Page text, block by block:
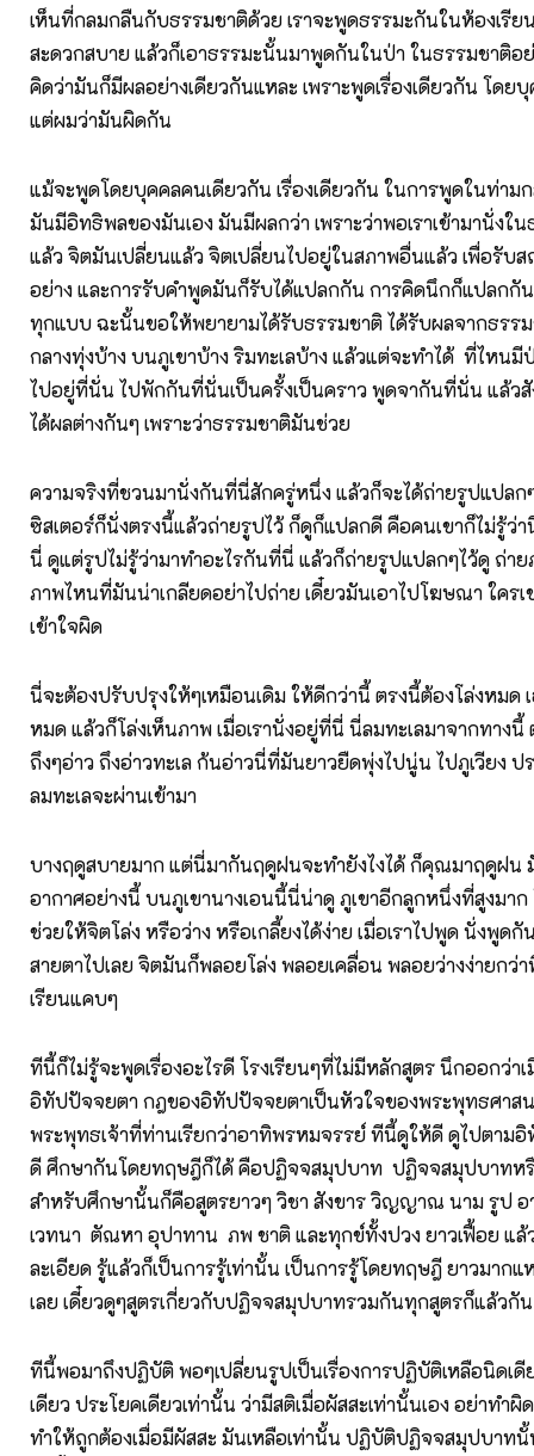
เห็นที่กลมกลืนกับธรรมชาติด้วย เราจะพูดธรรมะกันในห้องเรีย
สะดวกสบาย แล้วก็เอาธรรมะนั้นมาพูดกันในป่า ในธรรมชาติอ
คิดว่ามันก็มีผลอย่างเดียวกันแหละ เพราะพูดเรื่องเดียวกัน โดย
แต่ผมว่ามันผิดกัน
แม้จะพูดโดยบุคคลคนเดียวกัน เรื่องเดียวกัน ในการพูดในท่าม
มันมีอิทธิพลของมันเอง มันมีผลกว่า เพราะว่าพอเราเข้ามานั่งใ
แล้ว จิตมันเปลี่ยนแล้ว จิตเปลี่ยนไปอยู่ในสภาพอื่นแล้ว เพื่อรับ
อย่าง และการรับคำพูดมันก็รับได้แปลกกัน การคิดนึกก็แปลกกัน
ทุกแบบ ฉะนั้นขอให้พยายามได้รับธรรมชาติ ได้รับผลจากธรร
กลางทุ่งบ้าง บนภูเขาบ้าง ริมทะเลบ้าง แล้วแต่จะทำได้ ที่ไหนมี
ไปอยู่ที่นั่น ไปพักกันที่นั่นเป็นครั้งเป็นคราว พูดจากันที่นั่น แล้วสั
ได้ผลต่างกันๆ เพราะว่าธรรมชาติมันช่วย
ความจริงที่ชวนมานั่งกันที่นี่สักครู่หนึ่ง แล้วก็จะได้ถ่ายรูปแปลก
ซิสเตอร์ก็นั่งตรงนี้แล้วถ่ายรูปไว้ ก็ดูก็แปลกดี คือคนเขาก็ไม่รู้ว่
นี่ ดูแต่รูปไม่รู้ว่ามาทำอะไรกันที่นี่ แล้วก็ถ่ายรูปแปลกๆไว้ดู ถ่าย
ภาพไหนที่มันน่าเกลียดอย่าไปถ่าย เดี๋ยวมันเอาไปโฆษณา ใครเ
เข้าใจผิด
นี่จะต้องปรับปรุงให้ๆเหมือนเดิม ให้ดีกว่านี้ ตรงนี้ต้องโล่งหมด
หมด แล้วก็โล่งเห็นภาพ เมื่อเรานั่งอยู่ที่นี่ นี่ลมทะเลมาจากทางนี้
ถึงๆอ่าว ถึงอ่าวทะเล ก้นอ่าวนี่ที่มันยาวยืดพุ่งไปนู่น ไปภูเวียง
ลมทะเลจะผ่านเข้ามา
บางฤดูสบายมาก แต่นี่มากันฤดูฝนจะทำยังไงได้ ก็คุณมาฤดูฝน
อากาศอย่างนี้ บนภูเขานางเอนนี้นี่น่าดู ภูเขาอีกลูกหนึ่งที่สูงมาก
ช่วยให้จิตโล่ง หรือว่าง หรือเกลี้ยงได้ง่าย เมื่อเราไปพูด นั่งพูด
สายตาไปเลย จิตมันก็พลอยโล่ง พลอยเคลื่อน พลอยว่างง่ายกว่
เรียนแคบๆ
ทีนี้ก็ไม่รู้จะพูดเรื่องอะไรดี โรงเรียนๆที่ไม่มีหลักสูตร นึกออกว่า
อิทัปปัจจยตา กฎของอิทัปปัจจยตาเป็นหัวใจของพระพุทธศาสน
พระพุทธเจ้าที่ท่านเรียกว่าอาทิพรหมจรรย์ ทีนี้ดูให้ดี ดูไปตาม
ดี ศึกษากันโดยทฤษฎีก็ได้ คือปฏิจจสมุปบาท ปฏิจจสมุปบาทห
สำหรับศึกษานั้นก็คือสูตรยาวๆ วิชา สังขาร วิญญาณ นาม รูป อ
เวทนา ตัณหา อุปาทาน ภพ ชาติ และทุกข์ทั้งปวง ยาวเฟื้อย แล้
ละเอียด รู้แล้วก็เป็นการรู้เท่านั้น เป็นการรู้โดยทฤษฎี ยาวมาก
เลย เดี๋ยวดูๆสูตรเกี่ยวกับปฏิจจสมุปบาทรวมกันทุกสูตรก็แล้วกัน
ทีนี้พอมาถึงปฏิบัติ พอๆเปลี่ยนรูปเป็นเรื่องการปฏิบัติเหลือนิดเดี
เดียว ประโยคเดียวเท่านั้น ว่ามีสติเมื่อผัสสะเท่านั้นเอง อย่าทำผิ
ทำให้ถูกต้องเมื่อมีผัสสะ มันเหลือเท่านั้น ปฏิบัติปฏิจจสมุปบาท